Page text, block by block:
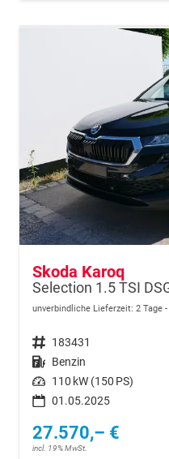
Skoda Karoq
unverbindliche Lieferzeit: 2 Tage
Fahrzeugnr. 183431
Kraftstoff Benzin
Leistung 110 kW (150 PS)
01.05.2025
27.570,– €
incl. 19% MwSt.